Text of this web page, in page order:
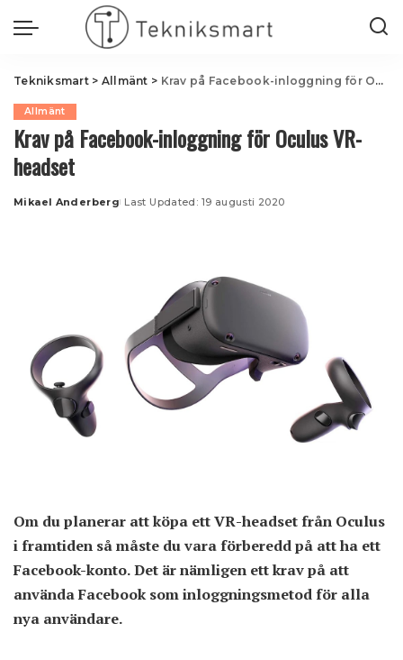
Tekniksmart> Allmänt > Krav på Facebook-inloggning för Oculus VR-headset
Allmänt
Krav på Facebook-inloggning för Oculus VR-
headset
Posted
Mikael Anderberg Last Updated: 19 augusti 2020
Om du planerar att köpa ett VR-headset från Oculus
i framtiden så måste du vara förberedd på att ha ett
Facebook-konto. Det är nämligen ett krav på att
använda Facebook som inloggningsmetod för alla
nya användare.